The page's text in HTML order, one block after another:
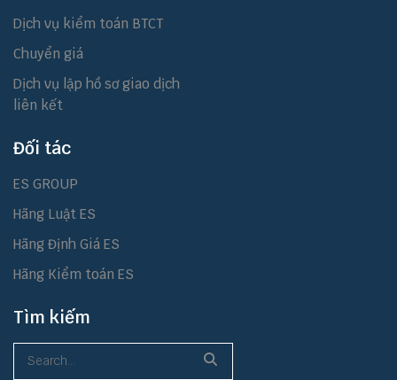
Dịch vụ kiểm toán BTCT
Chuyển giá
Dịch vụ lập hồ sơ giao dịch
liên kết
Đối tác
ES GROUP
Hãng Luật ES
Hãng Định Giá ES
Hãng Kiểm toán ES
Tìm kiếm